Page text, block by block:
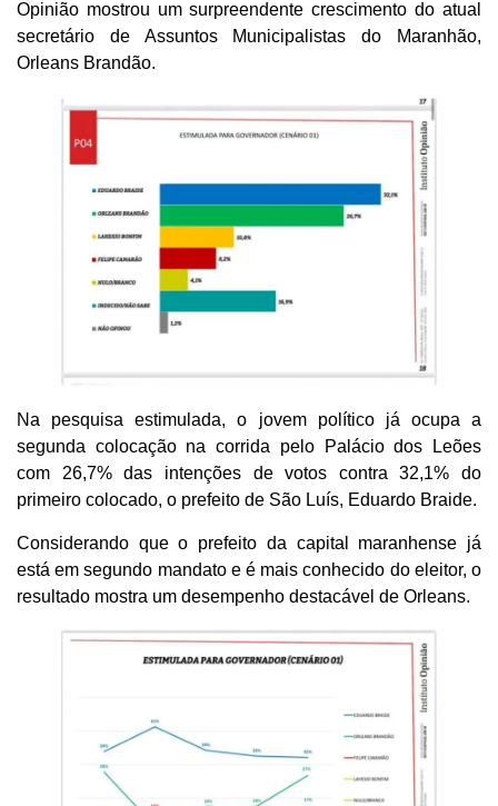
Opinião mostrou um surpreendente crescimento do atual
secretário de Assuntos Municipalistas do Maranhão,
Orleans Brandão.
Na pesquisa estimulada, o jovem político já ocupa a
segunda colocação na corrida pelo Palácio dos Leões
com 26,7% das intenções de votos contra 32,1% do
primeiro colocado, o prefeito de São Luís, Eduardo Braide.
Considerando que o prefeito da capital maranhense já
está em segundo mandato e é mais conhecido do eleitor, o
resultado mostra um desempenho destacável de Orleans.